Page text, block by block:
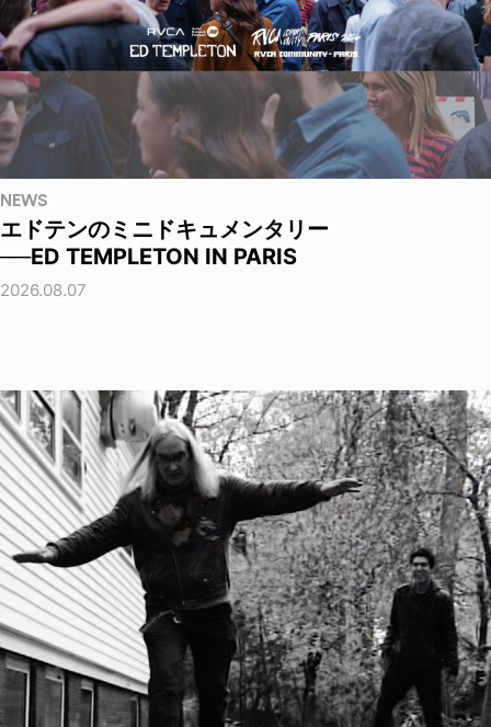
NEWS
エドテンのミニドキュメンタリー
──ED TEMPLETON IN PARIS
2026.08.07